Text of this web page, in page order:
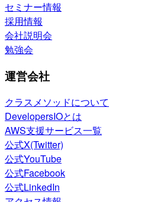
セミナー情報
採用情報
会社説明会
勉強会
運営会社
クラスメソッドについて
DevelopersIOとは
AWS支援サービス一覧
公式X(Twitter)
公式YouTube
公式Facebook
公式LinkedIn